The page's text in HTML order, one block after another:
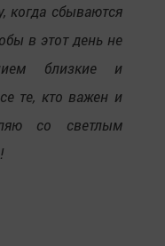
когда сбываются
в этот день не
близкие и
те, кто важен и
со светлым